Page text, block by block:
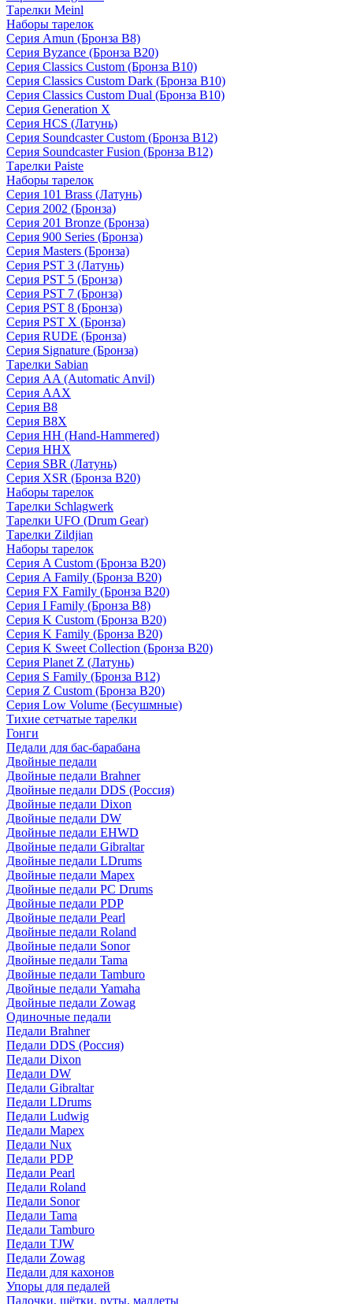
Тарелки Meinl
Наборы тарелок
Серия Amun (Бронза B8)
Серия Byzance (Бронза B20)
Серия Classics Custom (Бронза B10)
Серия Classics Custom Dark (Бронза B10)
Серия Classics Custom Dual (Бронза B10)
Серия Generation X
Серия HCS (Латунь)
Серия Soundcaster Custom (Бронза B12)
Серия Soundcaster Fusion (Бронза B12)
Тарелки Paiste
Наборы тарелок
Серия 101 Brass (Латунь)
Серия 2002 (Бронза)
Серия 201 Bronze (Бронза)
Серия 900 Series (Бронза)
Серия Masters (Бронза)
Серия PST 3 (Латунь)
Серия PST 5 (Бронза)
Серия PST 7 (Бронза)
Серия PST 8 (Бронза)
Серия PST X (Бронза)
Серия RUDE (Бронза)
Серия Signature (Бронза)
Тарелки Sabian
Серия AA (Automatic Anvil)
Серия AAX
Серия B8
Серия B8X
Серия HH (Hand-Hammered)
Серия HHX
Серия SBR (Латунь)
Серия XSR (Бронза B20)
Наборы тарелок
Тарелки Schlagwerk
Тарелки UFO (Drum Gear)
Тарелки Zildjian
Наборы тарелок
Серия A Custom (Бронза B20)
Серия A Family (Бронза B20)
Серия FX Family (Бронза B20)
Серия I Family (Бронза B8)
Серия K Custom (Бронза B20)
Серия K Family (Бронза B20)
Серия K Sweet Collection (Бронза B20)
Серия Planet Z (Латунь)
Серия S Family (Бронза B12)
Серия Z Custom (Бронза B20)
Серия Low Volume (Бесушмные)
Тихие сетчатые тарелки
Гонги
Педали для бас-барабана
Двойные педали
Двойные педали Brahner
Двойные педали DDS (Россия)
Двойные педали Dixon
Двойные педали DW
Двойные педали EHWD
Двойные педали Gibraltar
Двойные педали LDrums
Двойные педали Mapex
Двойные педали PC Drums
Двойные педали PDP
Двойные педали Pearl
Двойные педали Roland
Двойные педали Sonor
Двойные педали Tama
Двойные педали Tamburo
Двойные педали Yamaha
Двойные педали Zowag
Одиночные педали
Педали Brahner
Педали DDS (Россия)
Педали Dixon
Педали DW
Педали Gibraltar
Педали LDrums
Педали Ludwig
Педали Mapex
Педали Nux
Педали PDP
Педали Pearl
Педали Roland
Педали Sonor
Педали Tama
Педали Tamburo
Педали TJW
Педали Zowag
Педали для кахонов
Упоры для педалей
Палочки, щётки, руты, маллеты